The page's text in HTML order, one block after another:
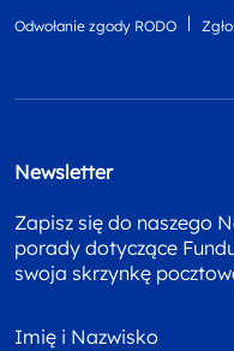
Odwołanie zgody RODO
Newsletter
Zapisz się do naszego
porady dotyczące
swoja skrzynkę
Imię i Nazwisko